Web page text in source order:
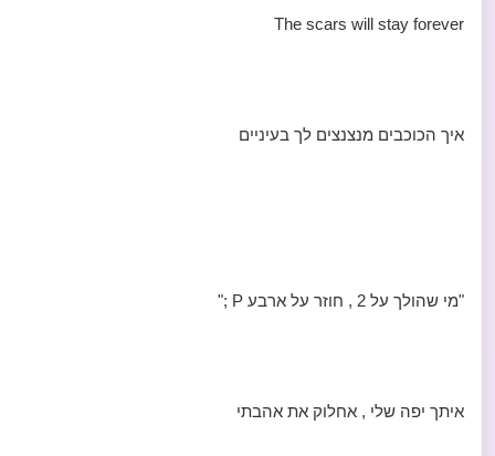
The scars will stay forever
איך הכוכבים מנצנצים לך בעיניים
"מי שהולך על 2 , חוזר על ארבע P ;"
איתך יפה שלי , אחלוק את אהבתי